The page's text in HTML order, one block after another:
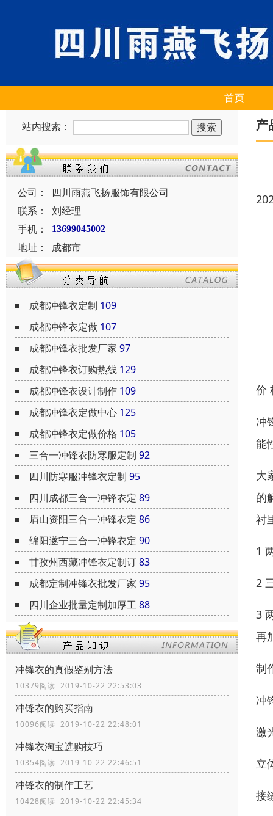
首页
站内搜索：
公司：
四川雨燕飞扬服饰有限公司
联系：
刘经理
手机：
13699045002
地址： 成都市
成都冲锋衣定制 109
成都冲锋衣定做 107
成都冲锋衣批发厂家 97
成都冲锋衣订购热线 129
成都冲锋衣设计制作 109
成都冲锋衣定做中心 125
成都冲锋衣定做价格 105
三合一冲锋衣防寒服定制 92
四川防寒服冲锋衣定制 95
四川成都三合一冲锋衣定 89
眉山资阳三合一冲锋衣定 86
绵阳遂宁三合一冲锋衣定 90
甘孜州西藏冲锋衣定制订83
成都定制冲锋衣批发厂家 95
四川企业批量定制加厚工88
冲锋衣的真假鉴别方法
10379阅读 2019-10-22 22:53:03
冲锋衣的购买指南
10096阅读 2019-10-22 22:48:01
冲锋衣淘宝选购技巧
10354阅读 2019-10-22 22:46:51
冲锋衣的制作工艺
10428阅读 2019-10-22 22:45:34
产
价
冲
能
大
的
衬
1
2
3
再
制
冲
激
立
接